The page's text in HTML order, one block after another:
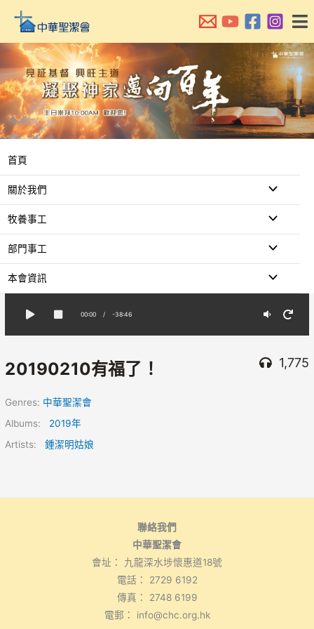
主
內
容
首頁
關於我們
牧養事工
部門事工
本會資訊
00:00 / -38:46
20190210有福了！ 1,775
Genres: 中華聖潔會
Albums: 2019年
Artists:鍾潔明姑娘
聯絡我們
中華聖潔會
會址： 九龍深水埗懷惠道18號
電話： 2729 6192
傳真： 2748 6199
電郵： info@chc.org.hk